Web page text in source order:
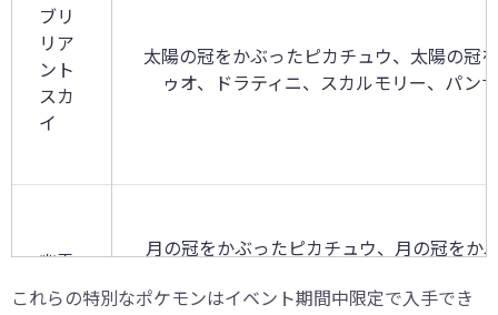
ブリ
リア
ント
スカ
イ
太陽の冠をかぶったピカチュウ、太陽の冠
ゥオ、ドラティニ、スカルモリー、パン
幽霊
の森
月の冠をかぶったピカチュウ、月の冠をか
ー、
これらの特別なポケモンはイベント期間中限定で入手でき